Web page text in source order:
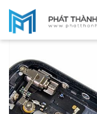
Sửa iPhone 5